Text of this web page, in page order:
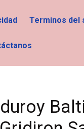
Terminos del